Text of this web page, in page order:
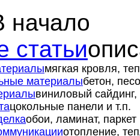
начало
статьи
мягкая кровля,
материалыбетон,
виниловый сайдинг,
цокольные панели и т.п.
обои, ламинат, паркет
отопление,